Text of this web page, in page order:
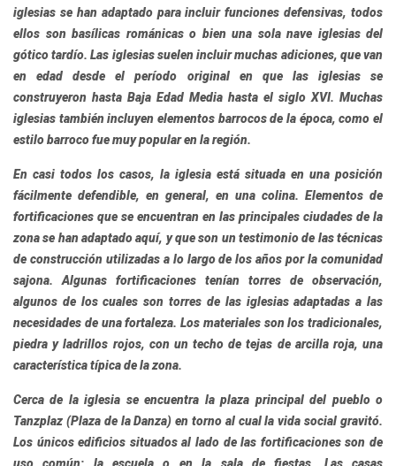
iglesias se han adaptado para incluir funciones defensivas, todos
ellos son basílicas románicas o bien una sola nave iglesias del
gótico tardío. Las iglesias suelen incluir muchas adiciones, que van
en edad desde el período original en que las iglesias se
construyeron hasta Baja Edad Media hasta el siglo XVI. Muchas
iglesias también incluyen elementos barrocos de la época, como el
estilo barroco fue muy popular en la región.
En casi todos los casos, la iglesia está situada en una posición
fácilmente defendible, en general, en una colina. Elementos de
fortificaciones que se encuentran en las principales ciudades de la
zona se han adaptado aquí, y que son un testimonio de las técnicas
de construcción utilizadas a lo largo de los años por la comunidad
sajona. Algunas fortificaciones tenían torres de observación,
algunos de los cuales son torres de las iglesias adaptadas a las
necesidades de una fortaleza. Los materiales son los tradicionales,
piedra y ladrillos rojos, con un techo de tejas de arcilla roja, una
característica típica de la zona.
Cerca de la iglesia se encuentra la plaza principal del pueblo o
Tanzplaz (Plaza de la Danza) en torno al cual la vida social gravitó.
Los únicos edificios situados al lado de las fortificaciones son de